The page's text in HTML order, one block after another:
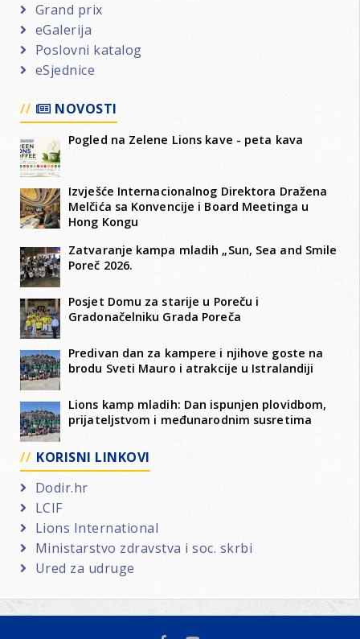
Grand prix
eGalerija
Poslovni katalog
eSjednice
NOVOSTI
Pogled na Zelene Lions kave - peta kava
Izvješće Internacionalnog Direktora Dražena
Melčića sa Konvencije i Board Meetinga u
Hong Kongu
Zatvaranje kampa mladih „Sun, Sea and Smile
Poreč 2026.
Posjet Domu za starije u Poreču i
Gradonačelniku Grada Poreča
Predivan dan za kampere i njihove goste na
brodu Sveti Mauro i atrakcije u Istralandiji
Lions kamp mladih: Dan ispunjen plovidbom,
prijateljstvom i međunarodnim susretima
KORISNI LINKOVI
Dodir.hr
LCIF
Lions International
Ministarstvo zdravstva i soc. skrbi
Ured za udruge